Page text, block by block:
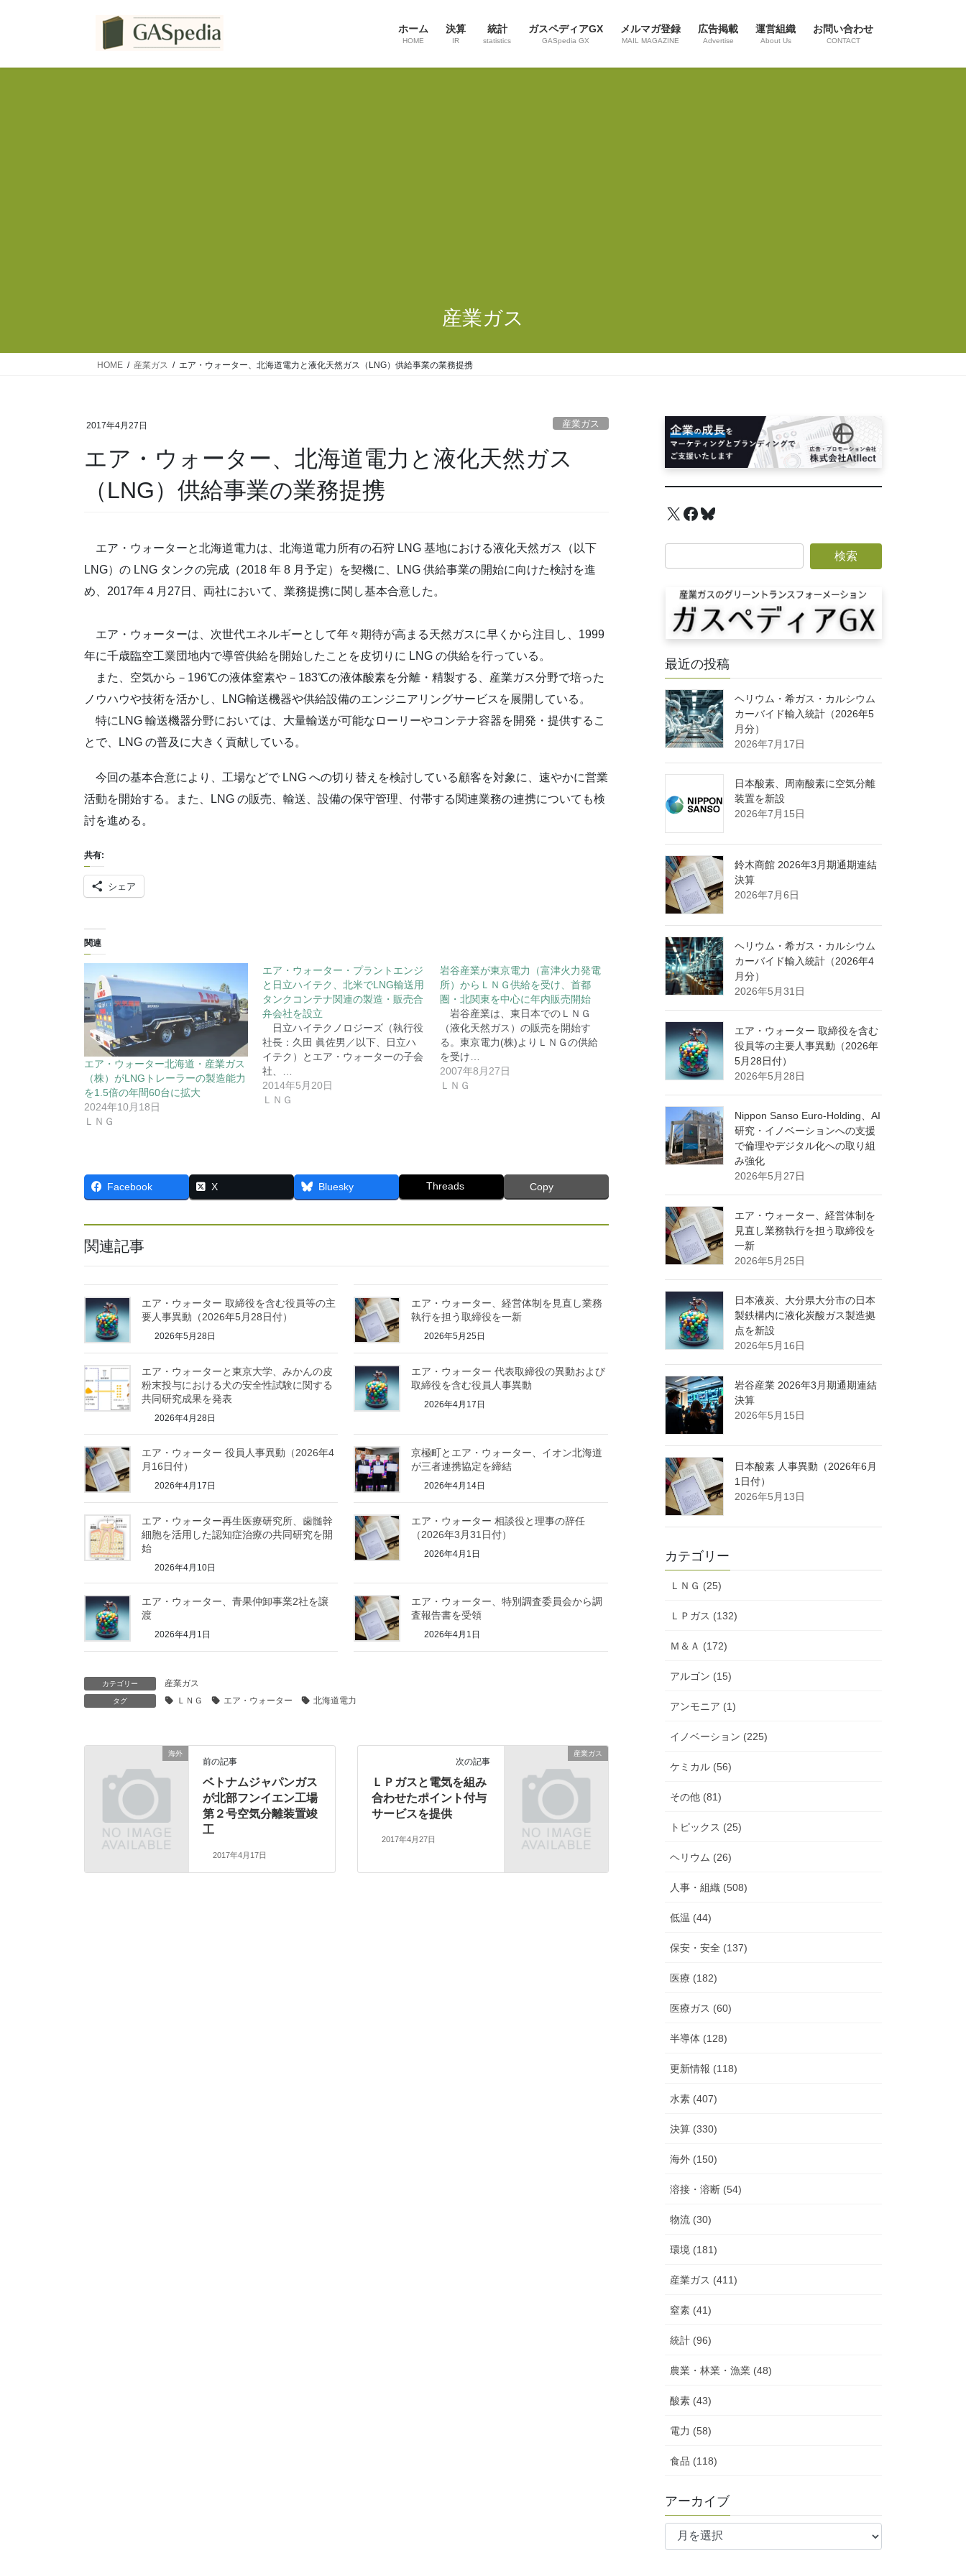
ホーム
HOME
決算
IR
統計
statistics
ガスペディアGX
GASpedia GX
メルマガ登録
MAIL MAGAZINE
広告掲載
Advertise
運営組織
About Us
お問い合わせ
CONTACT
産業ガス
HOME 産業ガス エア・ウォーター、北海道電力と液化天然ガス（LNG）供給事業の業務提携
2017年4月27日 産業ガス
エア・ウォーター、北海道電力と液化天然ガス
（LNG）供給事業の業務提携
エア・ウォーターと北海道電力は、北海道電力所有の石狩 LNG 基地における液化天然ガス（以下
LNG）の LNG タンクの完成（2018 年 8 月予定）を契機に、LNG 供給事業の開始に向けた検討を進
め、2017年４月27日、両社において、業務提携に関し基本合意した。
エア・ウォーターは、次世代エネルギーとして年々期待が高まる天然ガスに早くから注目し、1999
年に千歳臨空工業団地内で導管供給を開始したことを皮切りに LNG の供給を行っている。
また、空気から－196℃の液体窒素や－183℃の液体酸素を分離・精製する、産業ガス分野で培った
ノウハウや技術を活かし、LNG輸送機器や供給設備のエンジニアリングサービスを展開している。
特にLNG 輸送機器分野においては、大量輸送が可能なローリーやコンテナ容器を開発・提供するこ
とで、LNG の普及に大きく貢献している。
今回の基本合意により、工場などで LNG への切り替えを検討している顧客を対象に、速やかに営業
活動を開始する。また、LNG の販売、輸送、設備の保守管理、付帯する関連業務の連携についても検
討を進める。
共有:
シェア
関連
エア・ウォーター北海道・産業ガス
（株）がLNGトレーラーの製造能力
を1.5倍の年間60台に拡大
2024年10月18日
ＬＮＧ
エア・ウォーター・プラントエンジ
と日立ハイテク、北米でLNG輸送用
タンクコンテナ関連の製造・販売合
弁会社を設立
日立ハイテクノロジーズ（執行役
社長：久田 眞佐男／以下、日立ハ
イテク）とエア・ウォーターの子会
社、…
2014年5月20日
ＬＮＧ
岩谷産業が東京電力（富津火力発電
所）からＬＮＧ供給を受け、首都
圏・北関東を中心に年内販売開始
岩谷産業は、東日本でのＬＮＧ
（液化天然ガス）の販売を開始す
る。東京電力(株)よりＬＮＧの供給
を受け…
2007年8月27日
ＬＮＧ
Facebook X Bluesky Threads Copy
関連記事
エア・ウォーター 取締役を含む役員等の主
要人事異動（2026年5月28日付）
2026年5月28日
エア・ウォーター、経営体制を見直し業務
執行を担う取締役を一新
2026年5月25日
エア・ウォーターと東京大学、みかんの皮
粉末投与における犬の安全性試験に関する
共同研究成果を発表
2026年4月28日
エア・ウォーター 代表取締役の異動および
取締役を含む役員人事異動
2026年4月17日
エア・ウォーター 役員人事異動（2026年4
月16日付）
2026年4月17日
京極町とエア・ウォーター、イオン北海道
が三者連携協定を締結
2026年4月14日
エア・ウォーター再生医療研究所、歯髄幹
細胞を活用した認知症治療の共同研究を開
始
2026年4月10日
エア・ウォーター 相談役と理事の辞任
（2026年3月31日付）
2026年4月1日
エア・ウォーター、青果仲卸事業2社を譲
渡
2026年4月1日
エア・ウォーター、特別調査委員会から調
査報告書を受領
2026年4月1日
カテゴリー 産業ガス
タグ ＬＮＧ エア・ウォーター 北海道電力
海外
前の記事
ベトナムジャパンガス
が北部フンイエン工場
第２号空気分離装置竣
工
2017年4月17日
産業ガス
次の記事
ＬＰガスと電気を組み
合わせたポイント付与
サービスを提供
2017年4月27日
X Facebook
Bluesky
最近の投稿
ヘリウム・希ガス・カルシウム
カーバイド輸入統計（2026年5
月分）
2026年7月17日
日本酸素、周南酸素に空気分離
装置を新設
2026年7月15日
鈴木商館 2026年3月期通期連結
決算
2026年7月6日
ヘリウム・希ガス・カルシウム
カーバイド輸入統計（2026年4
月分）
2026年5月31日
エア・ウォーター 取締役を含む
役員等の主要人事異動（2026年
5月28日付）
2026年5月28日
Nippon Sanso Euro-Holding、AI
研究・イノベーションへの支援
で倫理やデジタル化への取り組
み強化
2026年5月27日
エア・ウォーター、経営体制を
見直し業務執行を担う取締役を
一新
2026年5月25日
日本液炭、大分県大分市の日本
製鉄構内に液化炭酸ガス製造拠
点を新設
2026年5月16日
岩谷産業 2026年3月期通期連結
決算
2026年5月15日
日本酸素 人事異動（2026年6月
1日付）
2026年5月13日
カテゴリー
ＬＮＧ (25)
ＬＰガス (132)
Ｍ＆Ａ (172)
アルゴン (15)
アンモニア (1)
イノベーション (225)
ケミカル (56)
その他 (81)
トピックス (25)
ヘリウム (26)
人事・組織 (508)
低温 (44)
保安・安全 (137)
医療 (182)
医療ガス (60)
半導体 (128)
更新情報 (118)
水素 (407)
決算 (330)
海外 (150)
溶接・溶断 (54)
物流 (30)
環境 (181)
産業ガス (411)
窒素 (41)
統計 (96)
農業・林業・漁業 (48)
酸素 (43)
電力 (58)
食品 (118)
アーカイブ
ア